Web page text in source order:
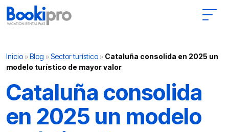
Main Navigation
Inicio »Blog »Sector turístico » Cataluña consolida en 2025 un
modelo turístico de mayor valor
Cataluña consolida
en 2025 un modelo